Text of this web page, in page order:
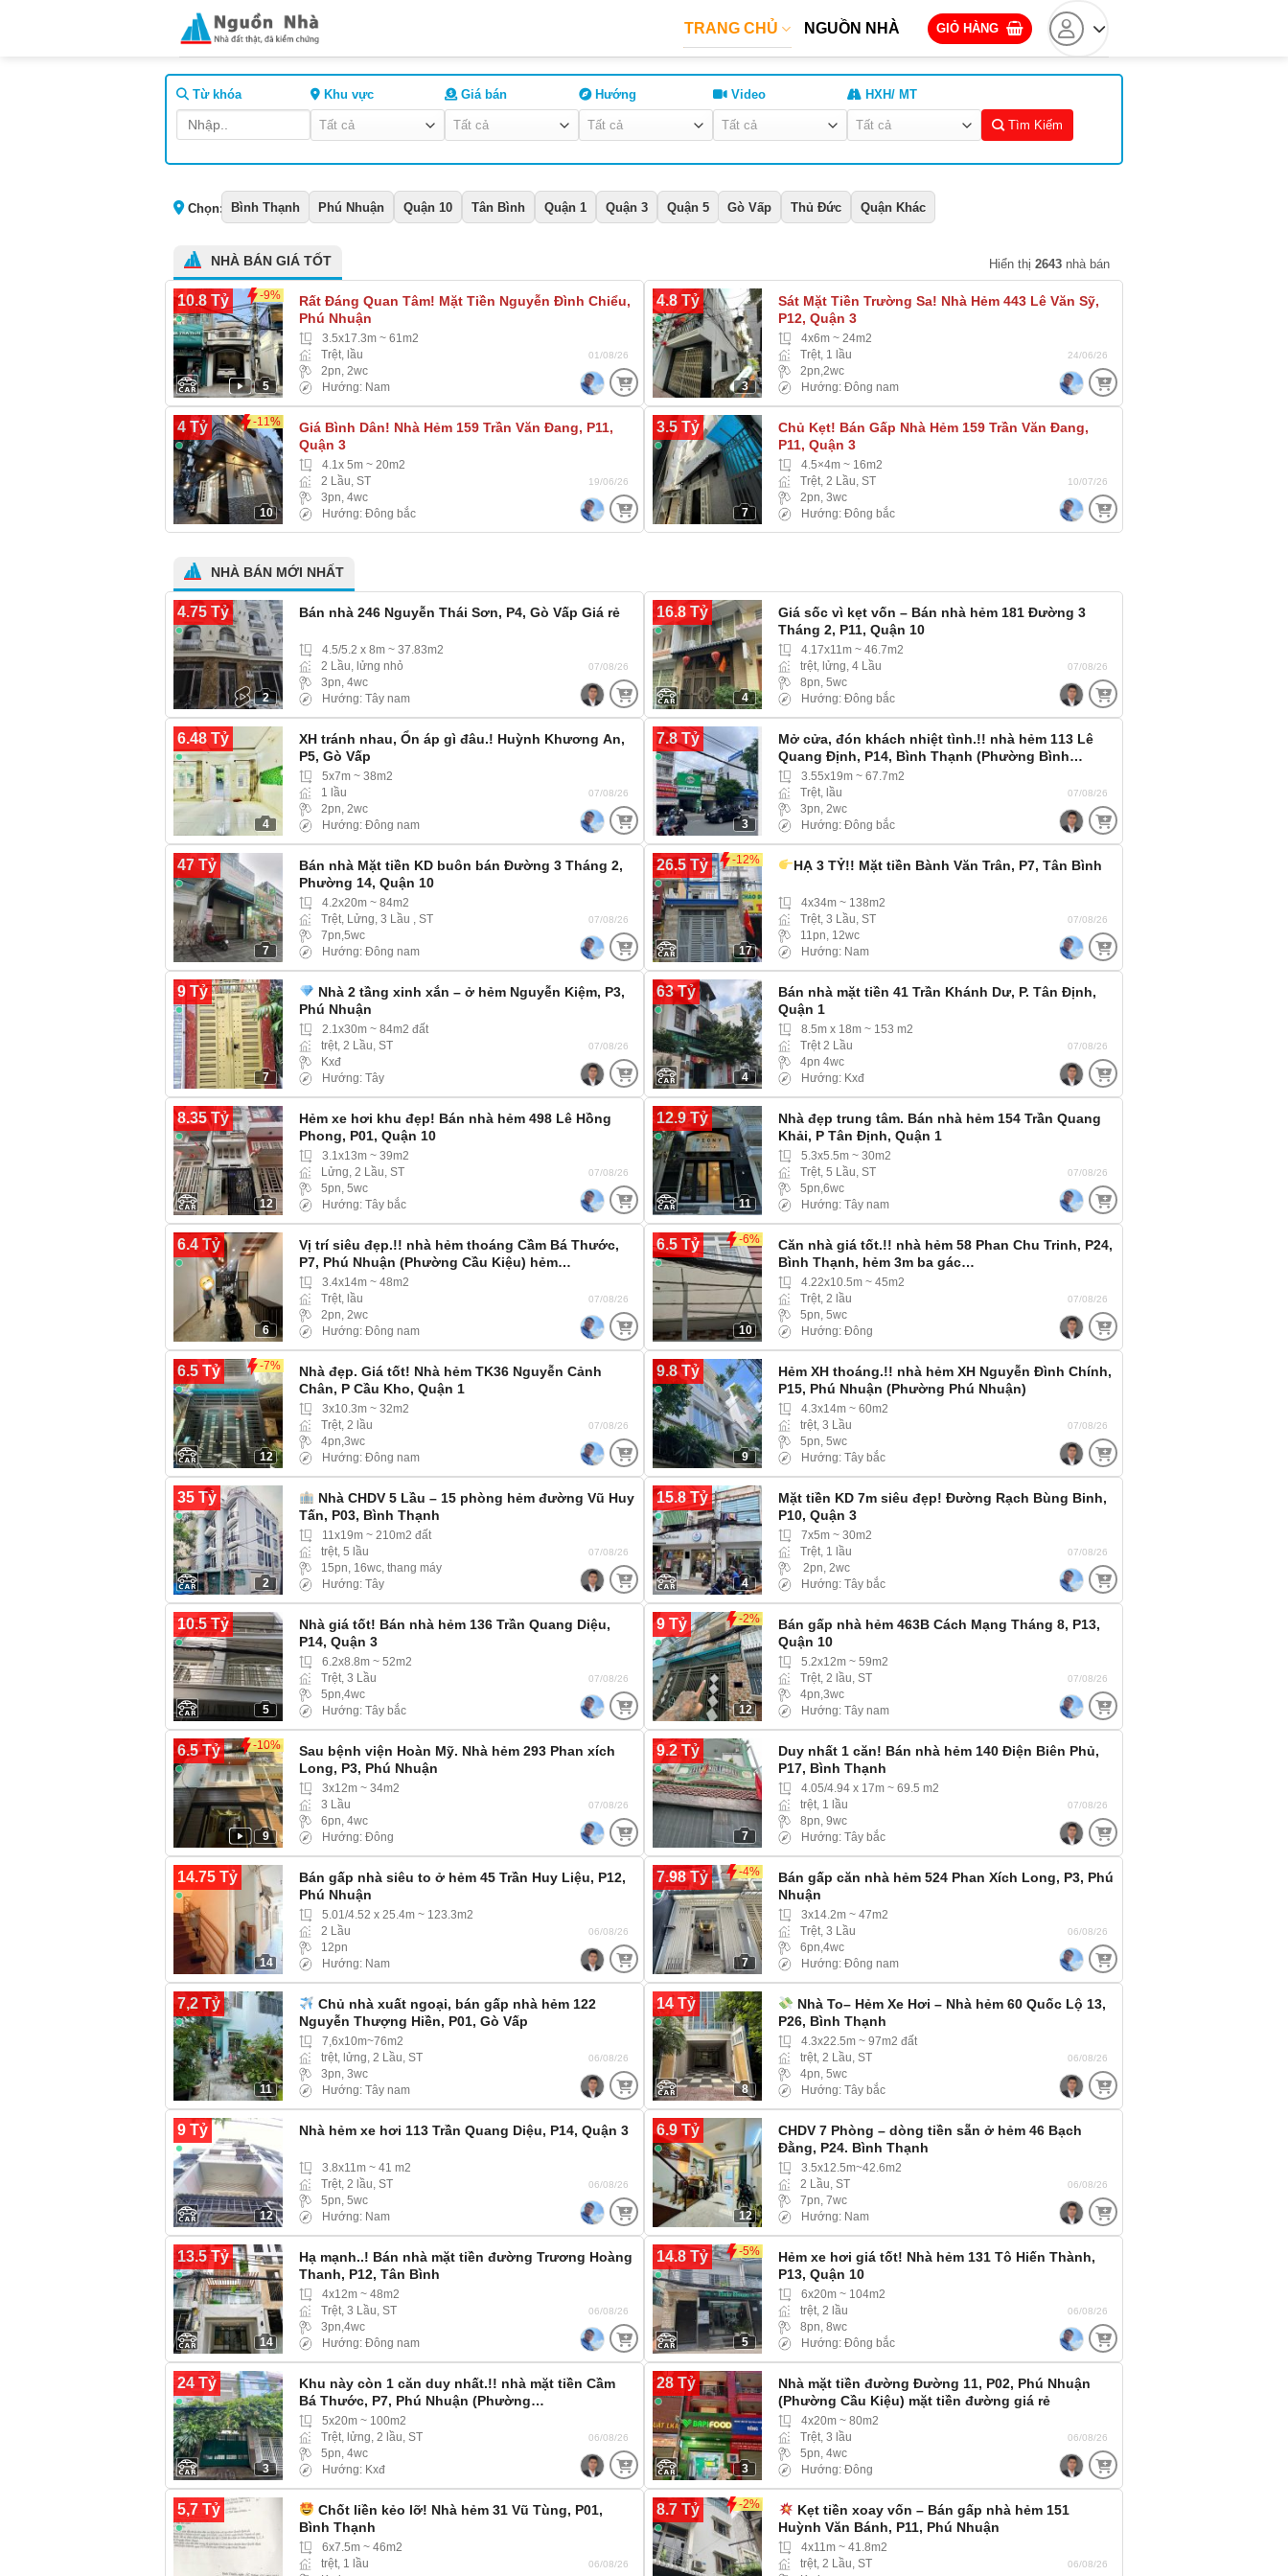
TRANG CHỦ NGUỒN NHÀ GIỎ HÀNG
Từ khóa Khu vực Giá bán Hướng Video HXH/ MT
Tìm Kiếm
Chọn: Bình Thạnh Phú Nhuận Quận 10 Tân Bình Quận 1 Quận 3 Quận 5 Gò Vấp Thủ Đức Quận Khác
NHÀ BÁN GIÁ TỐT Hiển thị2643 nhà bán
10.8 Tỷ -9%
5
Rất Đáng Quan Tâm! Mặt Tiền Nguyễn Đình Chiểu,
Phú Nhuận
3.5x17.3m ~ 61m2
Trệt, lầu
2pn, 2wc
Hướng: Nam
01/08/26
4.8 Tỷ
3
Sát Mặt Tiền Trường Sa! Nhà Hẻm 443 Lê Văn Sỹ,
P12, Quận 3
4x6m ~ 24m2
Trệt, 1 lầu
2pn,2wc
Hướng: Đông nam
24/06/26
4 Tỷ -11%
10
Giá Bình Dân! Nhà Hẻm 159 Trần Văn Đang, P11,
Quận 3
4.1x 5m ~ 20m2
2 Lầu, ST
3pn, 4wc
Hướng: Đông bắc
19/06/26
3.5 Tỷ
7
Chủ Kẹt! Bán Gấp Nhà Hẻm 159 Trần Văn Đang,
P11, Quận 3
4.5×4m ~ 16m2
Trệt, 2 Lầu, ST
2pn, 3wc
Hướng: Đông bắc
10/07/26
NHÀ BÁN MỚI NHẤT
4.75 Tỷ
2
Bán nhà 246 Nguyễn Thái Sơn, P4, Gò Vấp Giá rẻ
4.5/5.2 x 8m ~ 37.83m2
2 Lầu, lửng nhỏ
3pn, 4wc
Hướng: Tây nam
07/08/26
16.8 Tỷ
4
Giá sốc vì kẹt vốn – Bán nhà hẻm 181 Đường 3
Tháng 2, P11, Quận 10
4.17x11m ~ 46.7m2
trệt, lửng, 4 Lầu
8pn, 5wc
Hướng: Đông bắc
07/08/26
6.48 Tỷ
4
XH tránh nhau, Ổn áp gì đâu.! Huỳnh Khương An,
P5, Gò Vấp
5x7m ~ 38m2
1 lầu
2pn, 2wc
Hướng: Đông nam
07/08/26
7.8 Tỷ
3
Mở cửa, đón khách nhiệt tình.!! nhà hẻm 113 Lê
Quang Định, P14, Bình Thạnh (Phường Bình…
3.55x19m ~ 67.7m2
Trệt, lầu
3pn, 2wc
Hướng: Đông bắc
07/08/26
47 Tỷ
7
Bán nhà Mặt tiền KD buôn bán Đường 3 Tháng 2,
Phường 14, Quận 10
4.2x20m ~ 84m2
Trệt, Lửng, 3 Lầu , ST
7pn,5wc
Hướng: Đông nam
07/08/26
26.5 Tỷ -12%
17
HẠ 3 TỶ!! Mặt tiền Bành Văn Trân, P7, Tân Bình
4x34m ~ 138m2
Trệt, 3 Lầu, ST
11pn, 12wc
Hướng: Nam
07/08/26
9 Tỷ
7
Nhà 2 tầng xinh xắn – ở hẻm Nguyễn Kiệm, P3,
Phú Nhuận
2.1x30m ~ 84m2 đất
trệt, 2 Lầu, ST
Kxđ
Hướng: Tây
07/08/26
63 Tỷ
4
Bán nhà mặt tiền 41 Trần Khánh Dư, P. Tân Định,
Quận 1
8.5m x 18m ~ 153 m2
Trệt 2 Lầu
4pn 4wc
Hướng: Kxđ
07/08/26
8.35 Tỷ
12
Hẻm xe hơi khu đẹp! Bán nhà hẻm 498 Lê Hồng
Phong, P01, Quận 10
3.1x13m ~ 39m2
Lửng, 2 Lầu, ST
5pn, 5wc
Hướng: Tây bắc
07/08/26
12.9 Tỷ
11
Nhà đẹp trung tâm. Bán nhà hẻm 154 Trần Quang
Khải, P Tân Định, Quận 1
5.3x5.5m ~ 30m2
Trệt, 5 Lầu, ST
5pn,6wc
Hướng: Tây nam
07/08/26
6.4 Tỷ
6
Vị trí siêu đẹp.!! nhà hẻm thoáng Cầm Bá Thước,
P7, Phú Nhuận (Phường Cầu Kiệu) hẻm…
3.4x14m ~ 48m2
Trệt, lầu
2pn, 2wc
Hướng: Đông nam
07/08/26
6.5 Tỷ -6%
10
Căn nhà giá tốt.!! nhà hẻm 58 Phan Chu Trinh, P24,
Bình Thạnh, hẻm 3m ba gác…
4.22x10.5m ~ 45m2
Trệt, 2 lầu
5pn, 5wc
Hướng: Đông
07/08/26
6.5 Tỷ -7%
12
Nhà đẹp. Giá tốt! Nhà hẻm TK36 Nguyễn Cảnh
Chân, P Cầu Kho, Quận 1
3x10.3m ~ 32m2
Trệt, 2 lầu
4pn,3wc
Hướng: Đông nam
07/08/26
9.8 Tỷ
9
Hẻm XH thoáng.!! nhà hẻm XH Nguyễn Đình Chính,
P15, Phú Nhuận (Phường Phú Nhuận)
4.3x14m ~ 60m2
trệt, 3 Lầu
5pn, 5wc
Hướng: Tây bắc
07/08/26
35 Tỷ
2
Nhà CHDV 5 Lầu – 15 phòng hẻm đường Vũ Huy
Tấn, P03, Bình Thạnh
11x19m ~ 210m2 đất
trệt, 5 lầu
15pn, 16wc, thang máy
Hướng: Tây
07/08/26
15.8 Tỷ
4
Mặt tiền KD 7m siêu đẹp! Đường Rạch Bùng Binh,
P10, Quận 3
7x5m ~ 30m2
Trệt, 1 lầu
2pn, 2wc
Hướng: Tây bắc
07/08/26
10.5 Tỷ
5
Nhà giá tốt! Bán nhà hẻm 136 Trần Quang Diệu,
P14, Quận 3
6.2x8.8m ~ 52m2
Trệt, 3 Lầu
5pn,4wc
Hướng: Tây bắc
07/08/26
9 Tỷ -2%
12
Bán gấp nhà hẻm 463B Cách Mạng Tháng 8, P13,
Quận 10
5.2x12m ~ 59m2
Trệt, 2 lầu, ST
4pn,3wc
Hướng: Tây nam
07/08/26
6.5 Tỷ -10%
9
Sau bệnh viện Hoàn Mỹ. Nhà hẻm 293 Phan xích
Long, P3, Phú Nhuận
3x12m ~ 34m2
3 Lầu
6pn, 4wc
Hướng: Đông
07/08/26
9.2 Tỷ
7
Duy nhất 1 căn! Bán nhà hẻm 140 Điện Biên Phủ,
P17, Bình Thạnh
4.05/4.94 x 17m ~ 69.5 m2
trệt, 1 lầu
8pn, 9wc
Hướng: Tây bắc
07/08/26
14.75 Tỷ
14
Bán gấp nhà siêu to ở hẻm 45 Trần Huy Liệu, P12,
Phú Nhuận
5.01/4.52 x 25.4m ~ 123.3m2
2 Lầu
12pn
Hướng: Nam
06/08/26
7.98 Tỷ -4%
7
Bán gấp căn nhà hẻm 524 Phan Xích Long, P3, Phú
Nhuận
3x14.2m ~ 47m2
Trệt, 3 Lầu
6pn,4wc
Hướng: Đông nam
06/08/26
7,2 Tỷ
11
Chủ nhà xuất ngoại, bán gấp nhà hẻm 122
Nguyễn Thượng Hiền, P01, Gò Vấp
7,6x10m~76m2
trệt, lửng, 2 Lầu, ST
3pn, 3wc
Hướng: Tây nam
06/08/26
14 Tỷ
8
Nhà To– Hẻm Xe Hơi – Nhà hẻm 60 Quốc Lộ 13,
P26, Bình Thạnh
4.3x22.5m ~ 97m2 đất
trệt, 2 Lầu, ST
4pn, 5wc
Hướng: Tây bắc
06/08/26
9 Tỷ
12
Nhà hẻm xe hơi 113 Trần Quang Diệu, P14, Quận 3
3.8x11m ~ 41 m2
Trệt, 2 lầu, ST
5pn, 5wc
Hướng: Nam
06/08/26
6.9 Tỷ
12
CHDV 7 Phòng – dòng tiền sẵn ở hẻm 46 Bạch
Đằng, P24. Bình Thạnh
3.5x12.5m~42.6m2
2 Lầu, ST
7pn, 7wc
Hướng: Nam
06/08/26
13.5 Tỷ
14
Hạ mạnh..! Bán nhà mặt tiền đường Trương Hoàng
Thanh, P12, Tân Bình
4x12m ~ 48m2
Trệt, 3 Lầu, ST
3pn,4wc
Hướng: Đông nam
06/08/26
14.8 Tỷ -5%
5
Hẻm xe hơi giá tốt! Nhà hẻm 131 Tô Hiến Thành,
P13, Quận 10
6x20m ~ 104m2
trệt, 2 lầu
8pn, 8wc
Hướng: Đông bắc
06/08/26
24 Tỷ
3
Khu này còn 1 căn duy nhất.!! nhà mặt tiền Cầm
Bá Thước, P7, Phú Nhuận (Phường…
5x20m ~ 100m2
Trệt, lửng, 2 lầu, ST
5pn, 4wc
Hướng: Kxđ
06/08/26
28 Tỷ
3
Nhà mặt tiền đường Đường 11, P02, Phú Nhuận
(Phường Cầu Kiệu) mặt tiền đường giá rẻ
4x20m ~ 80m2
Trệt, 3 lầu
5pn, 4wc
Hướng: Đông
06/08/26
5,7 Tỷ
Chốt liền kẻo lỡ! Nhà hẻm 31 Vũ Tùng, P01,
Bình Thạnh
6x7.5m ~ 46m2
trệt, 1 lầu
06/08/26
8.7 Tỷ -2%
Kẹt tiền xoay vốn – Bán gấp nhà hẻm 151
Huỳnh Văn Bánh, P11, Phú Nhuận
4x11m ~ 41.8m2
trệt, 2 Lầu, ST
06/08/26